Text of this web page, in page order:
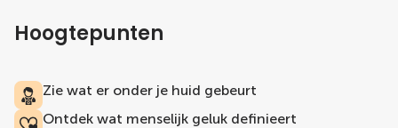
Hoogtepunten
Zie wat er onder je huid gebeurt
Ontdek wat menselijk geluk definieert